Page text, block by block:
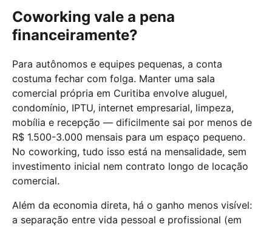
Coworking vale a pena
financeiramente?
Para autônomos e equipes pequenas, a conta
costuma fechar com folga. Manter uma sala
comercial própria em Curitiba envolve aluguel,
condomínio, IPTU, internet empresarial, limpeza,
mobília e recepção — dificilmente sai por menos de
R$ 1.500-3.000 mensais para um espaço pequeno.
No coworking, tudo isso está na mensalidade, sem
investimento inicial nem contrato longo de locação
comercial.
Além da economia direta, há o ganho menos visível:
a separação entre vida pessoal e profissional (em